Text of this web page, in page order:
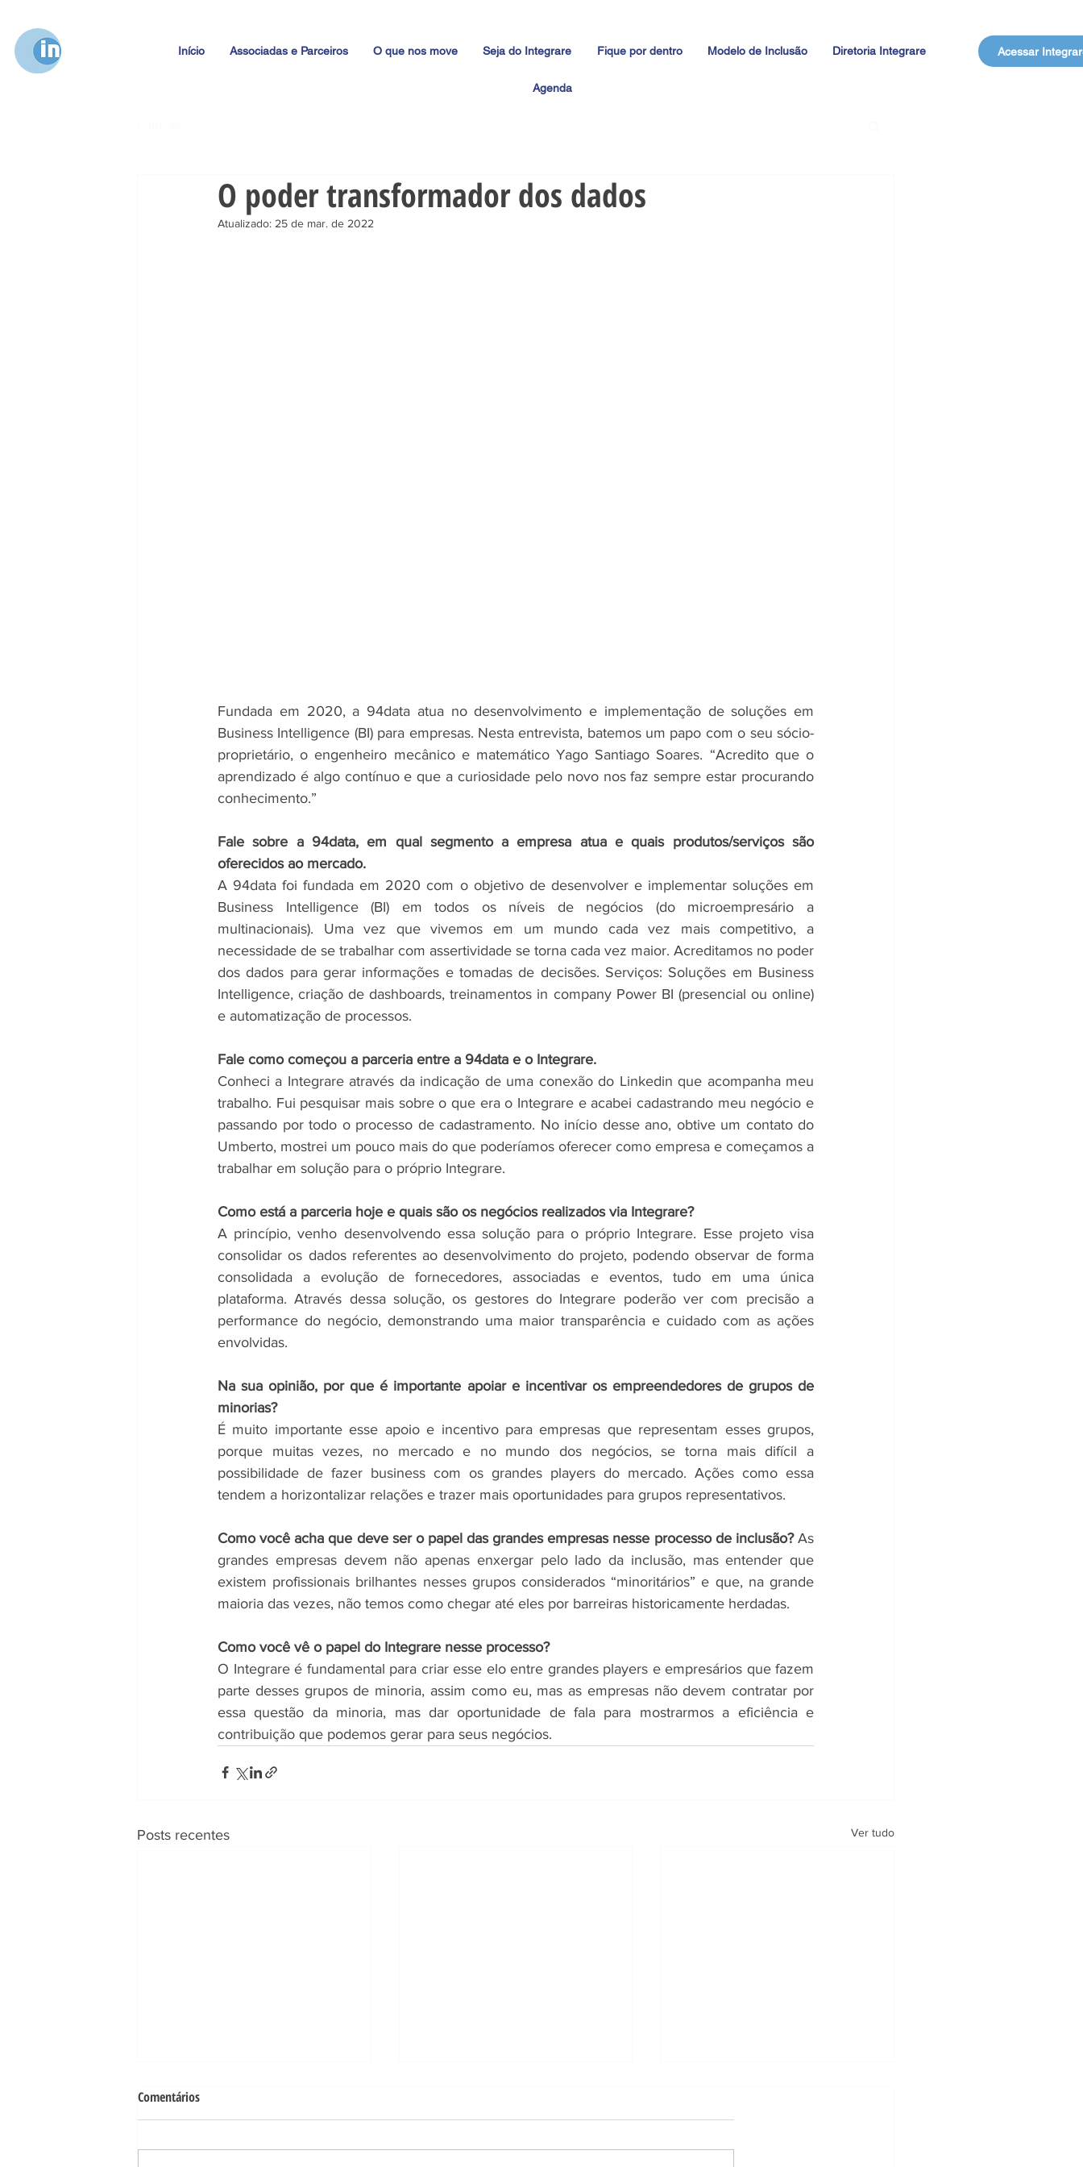
Início Associadas e Parceiros O que nos move Seja do Integrare Fique por dentro Modelo de Inclusão Diretoria Integrare
Agenda
Acessar
O poder transformador dos dados
Atualizado: 25 de mar. de 2022
Fundada em 2020, a 94data atua no desenvolvimento e implementação de soluções em
Business Intelligence (BI) para empresas. Nesta entrevista, batemos um papo com o seu sócio-
proprietário, o engenheiro mecânico e matemático Yago Santiago Soares. “Acredito que o
aprendizado é algo contínuo e que a curiosidade pelo novo nos faz sempre estar procurando
conhecimento.”
Fale sobre a 94data, em qual segmento a empresa atua e quais produtos/serviços são
oferecidos ao mercado.
A 94data foi fundada em 2020 com o objetivo de desenvolver e implementar soluções em
Business Intelligence (BI) em todos os níveis de negócios (do microempresário a
multinacionais). Uma vez que vivemos em um mundo cada vez mais competitivo, a
necessidade de se trabalhar com assertividade se torna cada vez maior. Acreditamos no poder
dos dados para gerar informações e tomadas de decisões. Serviços: Soluções em Business
Intelligence, criação de dashboards, treinamentos in company Power BI (presencial ou online)
e automatização de processos.
Fale como começou a parceria entre a 94data e o Integrare.
Conheci a Integrare através da indicação de uma conexão do Linkedin que acompanha meu
trabalho. Fui pesquisar mais sobre o que era o Integrare e acabei cadastrando meu negócio e
passando por todo o processo de cadastramento. No início desse ano, obtive um contato do
Umberto, mostrei um pouco mais do que poderíamos oferecer como empresa e começamos a
trabalhar em solução para o próprio Integrare.
Como está a parceria hoje e quais são os negócios realizados via Integrare?
A princípio, venho desenvolvendo essa solução para o próprio Integrare. Esse projeto visa
consolidar os dados referentes ao desenvolvimento do projeto, podendo observar de forma
consolidada a evolução de fornecedores, associadas e eventos, tudo em uma única
plataforma. Através dessa solução, os gestores do Integrare poderão ver com precisão a
performance do negócio, demonstrando uma maior transparência e cuidado com as ações
envolvidas.
Na sua opinião, por que é importante apoiar e incentivar os empreendedores de grupos de
minorias?
É muito importante esse apoio e incentivo para empresas que representam esses grupos,
porque muitas vezes, no mercado e no mundo dos negócios, se torna mais difícil a
possibilidade de fazer business com os grandes players do mercado. Ações como essa
tendem a horizontalizar relações e trazer mais oportunidades para grupos representativos.
Como você acha que deve ser o papel das grandes empresas nesse processo de inclusão? As
grandes empresas devem não apenas enxergar pelo lado da inclusão, mas entender que
existem profissionais brilhantes nesses grupos considerados “minoritários” e que, na grande
maioria das vezes, não temos como chegar até eles por barreiras historicamente herdadas.
Como você vê o papel do Integrare nesse processo?
O Integrare é fundamental para criar esse elo entre grandes players e empresários que fazem
parte desses grupos de minoria, assim como eu, mas as empresas não devem contratar por
essa questão da minoria, mas dar oportunidade de fala para mostrarmos a eficiência e
contribuição que podemos gerar para seus negócios.
Posts recentes Ver tudo
Comentários